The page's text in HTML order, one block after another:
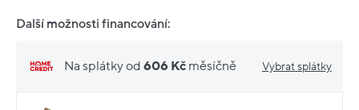
Další možnosti financování:
Na splátky od 606 Kč měsíčně Vybrat splátky